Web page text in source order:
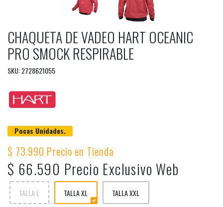
CHAQUETA DE VADEO HART OCEANIC
PRO SMOCK RESPIRABLE
SKU: 2728621055
Pocas Unidades.
$ 73.990 Precio en Tienda
$ 66.590 Precio Exclusivo Web
TALLA L TALLA XL TALLA XXL